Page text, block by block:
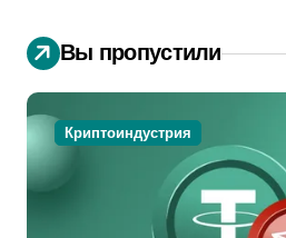
Вы пропустили
Криптоиндустрия